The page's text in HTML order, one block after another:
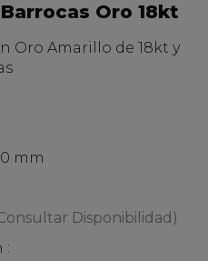
Oro 18kt
Oro Amarillo de 18kt y
mm
Disponibilidad)
: